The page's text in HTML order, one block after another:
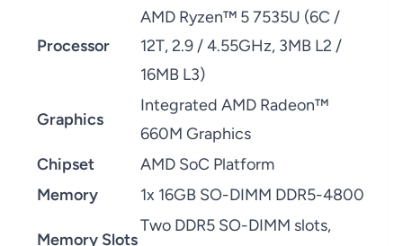
Processor
AMD Ryzen™ 5 7535U (6C /
12T, 2.9 / 4.55GHz, 3MB L2 /
16MB L3)
Graphics
Integrated AMD Radeon™
660M Graphics
Chipset
AMD SoC Platform
Memory
1x 16GB SO-DIMM DDR5-4800
Memory Slots
Two DDR5 SO-DIMM slots,